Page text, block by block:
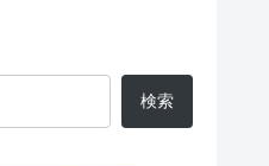
検索